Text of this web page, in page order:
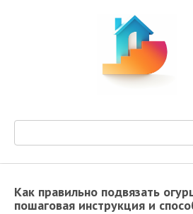
Как правильно подвязать
пошаговая инструкция и